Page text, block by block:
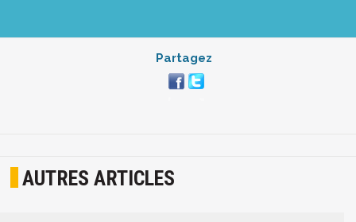
Partagez
AUTRES ARTICLES